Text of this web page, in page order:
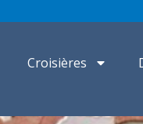
Croisières